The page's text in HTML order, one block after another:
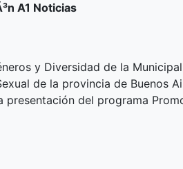
A1 Noticias
y Diversidad de la
de la provincia de Buenos
presentación del programa